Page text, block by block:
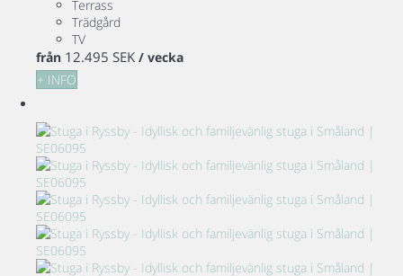
Terrass
Trädgård
TV
från 12.495 SEK / vecka
+ INFO